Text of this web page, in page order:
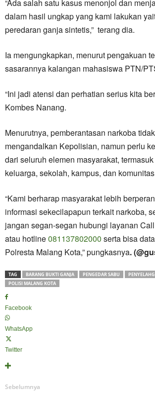
“Ada salah satu kasus menonjol dan
dalam hasil ungkap yang kami lakukan
peredaran ganja sintetis,” terang dia.
Ia mengungkapkan, menurut pengakuan
sasarannya kalangan mahasiswa PTN/
“Ini jadi atensi dan perhatian serius kita
Kombes Nanang.
Menurutnya, pemberantasan narkoba
mengandalkan Kepolisian, namun perlu
dari seluruh elemen masyarakat,
keluarga, sekolah, kampus, dan
“Kami berharap masyarakat lebih
informasi sekecilapapun terkait narkoba,
jangan segan-segan hubungi layanan
atau hotline081137802000 serta bisa
Polresta Malang Kota,” pungkasnya.
TAG BARANG BUKTI GANJA PENGEDAR SABU
POLISI MALANG KOTA
Facebook
WhatsApp
Twitter
Sebelumnya